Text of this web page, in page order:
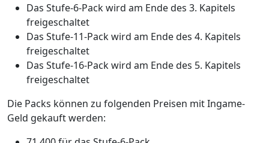
Das Stufe-6-Pack wird am Ende des 3. Kapitels
freigeschaltet
Das Stufe-11-Pack wird am Ende des 4. Kapitels
freigeschaltet
Das Stufe-16-Pack wird am Ende des 5. Kapitels
freigeschaltet
Die Packs können zu folgenden Preisen mit Ingame-
Geld gekauft werden: